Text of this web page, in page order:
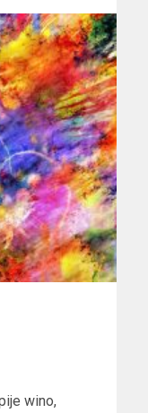
wino,